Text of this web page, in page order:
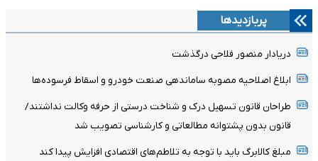
پربازدیدها
دریادار منصور فلاحی درگذشت
ابلاغ اصلاحیه مصوبه ساماندهی صنعت خودرو و اسقاط فرسوده‌ها
طراحان قانون تسهیل درک و شناخت درستی از حرفه وکالت نداشتند/
قانون بدون پشتوانه مطالعاتی و کارشناسی تصویب شد
مبلغ کالابرگ باید با توجه به تلاطم‌های اقتصادی افزایش پیدا کند